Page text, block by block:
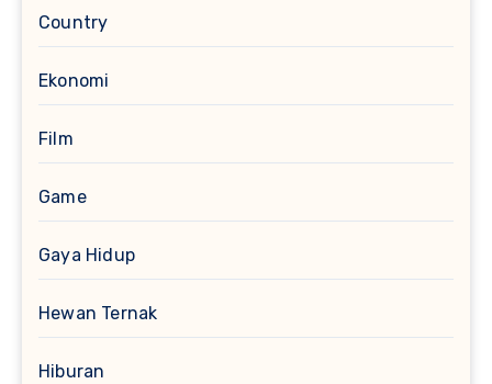
Country
Ekonomi
Film
Game
Gaya Hidup
Hewan Ternak
Hiburan